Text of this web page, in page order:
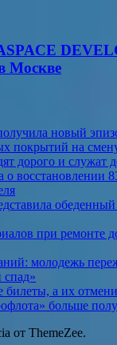
Москве
новый
покрытий на
дорого и служат
о восстановлении
при ремонте
молодежь
спад»
а их
больше
от ThemeZee.